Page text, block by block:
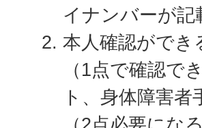
イナンバーが
本人確認ができ
（1点で確認で
ト、身体障害者